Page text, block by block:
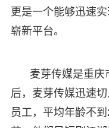
更是一个能够迅速
崭新平台。
麦芽传媒是重庆
后，麦芽传媒迅速
员工，平均年龄不